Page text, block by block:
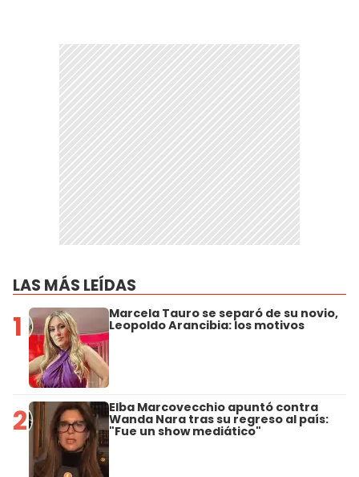
LAS MÁS LEÍDAS
1 Marcela Tauro se separó de su novio,
Leopoldo Arancibia: los motivos
2 Elba Marcovecchio apuntó contra
Wanda Nara tras su regreso al país:
"Fue un show mediático"